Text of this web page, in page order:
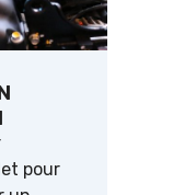
pour